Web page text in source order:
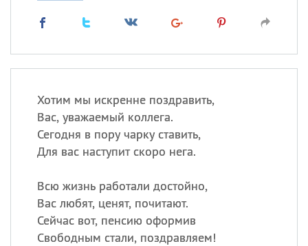
Хотим мы искренне поздравить,
Вас, уважаемый коллега.
Сегодня в пору чарку ставить,
Для вас наступит скоро нега.
Всю жизнь работали достойно,
Вас любят, ценят, почитают.
Сейчас вот, пенсию оформив
Свободным стали, поздравляем!